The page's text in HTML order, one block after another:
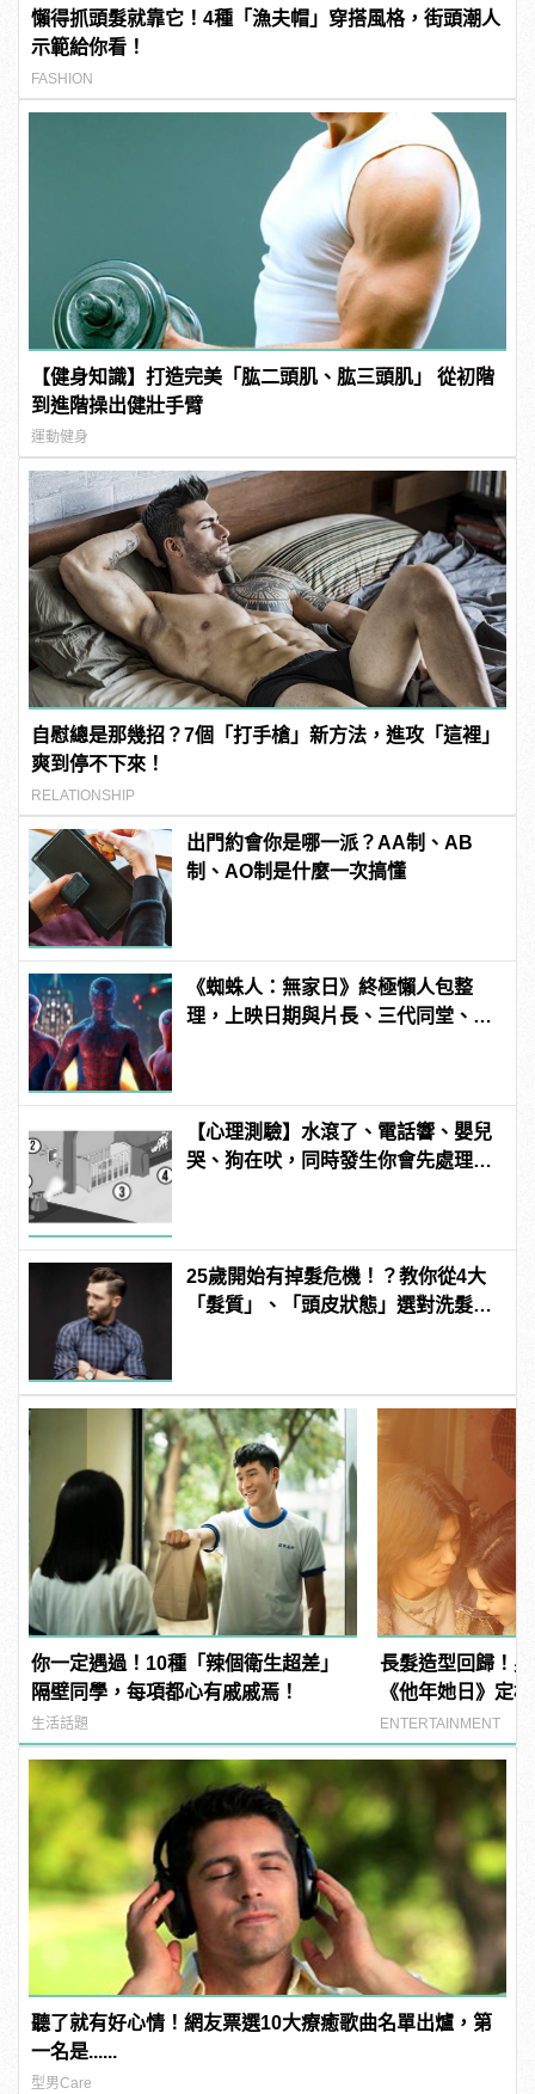
懶得抓頭髮就靠它！4種「漁夫帽」穿搭風格，街頭潮人
示範給你看！
FASHION
【健身知識】打造完美「肱二頭肌、肱三頭肌」 從初階
到進階操出健壯手臂
運動健身
自慰總是那幾招？7個「打手槍」新方法，進攻「這裡」
爽到停不下來！
RELATIONSHIP
出門約會你是哪一派？AA制、AB
制、AO制是什麼一次搞懂
《蜘蛛人：無家日》終極懶人包整
理，上映日期與片長、三代同堂、湯
【心理測驗】水滾了、電話響、嬰兒
哭、狗在吠，同時發生你會先處理哪
25歲開始有掉髮危機！？教你從4大
「髮質」、「頭皮狀態」選對洗髮
你一定遇過！10種「辣個衛生超差」
隔壁同學，每項都心有戚戚焉！
生活話題
長髮造型回歸！
《他年她日》定
ENTERTAINMENT
聽了就有好心情！網友票選10大療癒歌曲名單出爐，第
一名是......
型男Care